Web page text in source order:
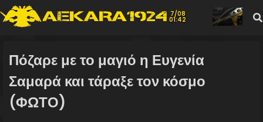
7/08
01:42
Πόζαρε με το μαγιό η Ευγενία
Σαμαρά και τάραξε τον κόσμο
(ΦΩΤΟ)